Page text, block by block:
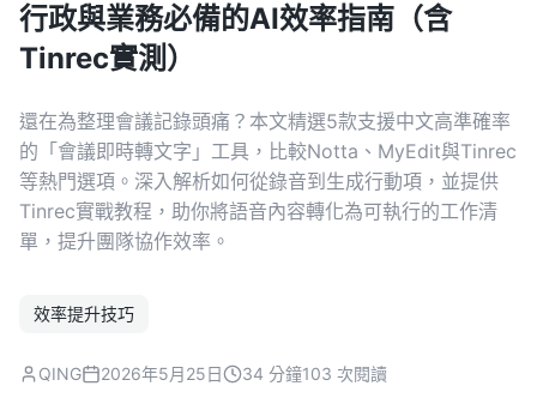
行政與業務必備的AI效率指南（含
Tinrec實測）
還在為整理會議記錄頭痛？本文精選5款支援中文高準確率
的「會議即時轉文字」工具，比較Notta、MyEdit與Tinrec
等熱門選項。深入解析如何從錄音到生成行動項，並提供
Tinrec實戰教程，助你將語音內容轉化為可執行的工作清
單，提升團隊協作效率。
效率提升技巧
QING 2026年5月25日 34 分鐘103 次閱讀